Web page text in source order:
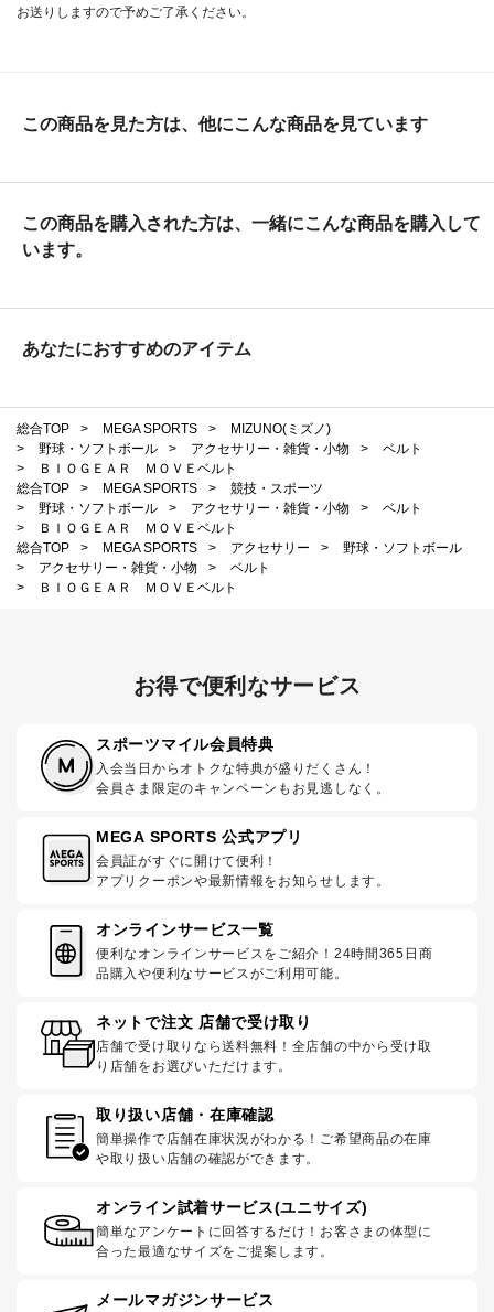
お送りしますので予めご了承ください。
この商品を見た方は、他にこんな商品を見ています
この商品を購入された方は、一緒にこんな商品を購入して
います。
あなたにおすすめのアイテム
総合TOP > MEGA SPORTS >
MIZUNO(ミズノ)
>
野球・ソフトボール > アクセサリー・雑貨・小物 >
ベルト
>
ＢＩＯＧＥＡＲ ＭＯＶＥベルト
総合TOP
> MEGA SPORTS >
競技・スポーツ
>
野球・ソフトボール > アクセサリー・雑貨・小物 >
ベルト
>
ＢＩＯＧＥＡＲ ＭＯＶＥベルト
総合TOP
> MEGA SPORTS > アクセサリー >
野球・ソフトボール
>
アクセサリー・雑貨・小物 >
ベルト
>
ＢＩＯＧＥＡＲ ＭＯＶＥベルト
お得で便利なサービス
スポーツマイル会員特典
入会当日からオトクな特典が盛りだくさん！
会員さま限定のキャンペーンもお見逃しなく。
MEGA SPORTS 公式アプリ
会員証がすぐに開けて便利！
アプリクーポンや最新情報をお知らせします。
オンラインサービス一覧
便利なオンラインサービスをご紹介！24時間365日商
品購入や便利なサービスがご利用可能。
ネットで注文 店舗で受け取り
店舗で受け取りなら送料無料！全店舗の中から受け取
り店舗をお選びいただけます。
取り扱い店舗・在庫確認
簡単操作で店舗在庫状況がわかる！ご希望商品の在庫
や取り扱い店舗の確認ができます。
オンライン試着サービス(ユニサイズ)
簡単なアンケートに回答するだけ！お客さまの体型に
合った最適なサイズをご提案します。
メールマガジンサービス